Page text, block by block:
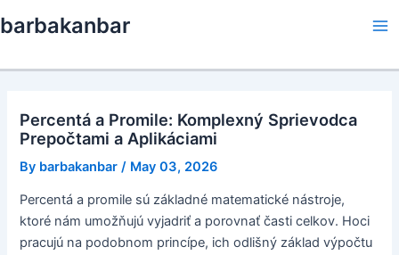
to
barbakanbar
Percentá a Promile: Komplexný Sprievodca
Prepočtami a Aplikáciami
By barbakanbar / May 03, 2026
Percentá a promile sú základné matematické nástroje,
ktoré nám umožňujú vyjadriť a porovnať časti celkov. Hoci
pracujú na podobnom princípe, ich odlišný základ výpočtu